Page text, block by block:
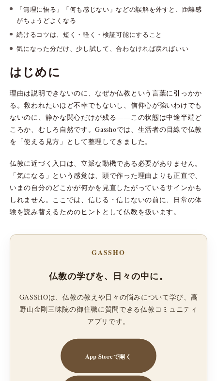
「無理に悟る」「何も感じない」などの誤解を外すと、距離感
がちょうどよくなる
続けるコツは、短く・軽く・検証可能にすること
気になった分だけ、少し試して、合わなければ戻ればいい
はじめに
理由は説明できないのに、なぜか仏教という言葉に引っかか
る。救われたいほど不幸でもないし、信仰心が強いわけでも
ないのに、静かな関心だけが残る——この状態は中途半端ど
ころか、むしろ自然です。Gasshoでは、生活者の目線で仏教
を「使える見方」として整理してきました。
仏教に近づく入口は、立派な動機である必要がありません。
「気になる」という感覚は、頭で作った理由よりも正直で、
いまの自分のどこかが何かを見直したがっているサインかも
しれません。ここでは、信じる・信じないの前に、日常の体
験を読み替えるためのヒントとして仏教を扱います。
GASSHO
仏教の学びを、日々の中に。
GASSHOは、仏教の教えや日々の悩みについて学び、高
野山金剛三昧院の御住職に質問できる仏教コミュニティ
アプリです。
App Storeで開く